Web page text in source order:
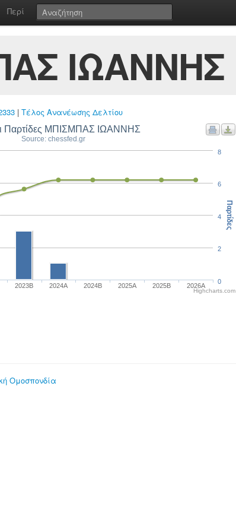
Περί
ΙΩΑΝΝΗΣ
| Τέλος Ανανέωσης Δελτίου
Παρτίδες ΜΠΙΣΜΠΑΣ ΙΩΑΝΝΗΣ
Source: chessfed.gr
2023B 2024A 2024B 2025A 2025B 2026A
0
2
4
6
8
Παρτίδες
Highcharts.com
Ομοσπονδία